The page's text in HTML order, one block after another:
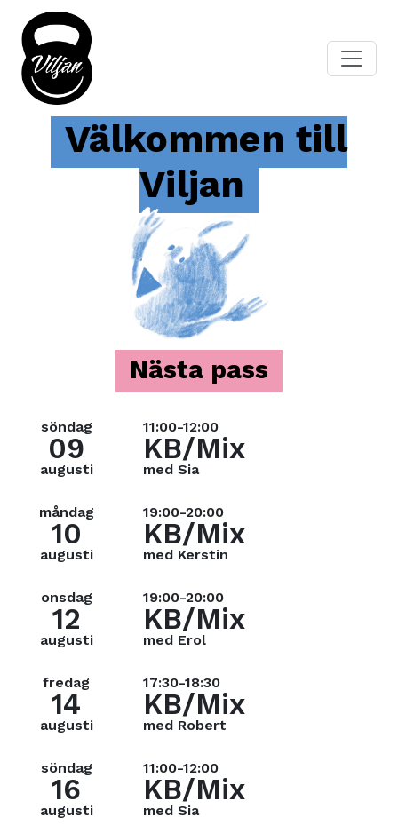
Välkommen till
Viljan
Nästa pass
söndag
09
augusti
11:00-12:00
KB/Mix
med Sia
måndag
10
augusti
19:00-20:00
KB/Mix
med Kerstin
onsdag
12
augusti
19:00-20:00
KB/Mix
med Erol
fredag
14
augusti
17:30-18:30
KB/Mix
med Robert
söndag
16
augusti
11:00-12:00
KB/Mix
med Sia